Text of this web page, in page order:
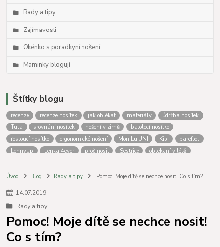
Rady a tipy
Zajímavosti
Okénko s poradkyní nošení
Maminky blogují
Štítky blogu
recenze recenze nosítek jak oblékat materiály
údržba nosítek
Tula
srovnání nosítek nošení v zimě
batolecí nosítko
rostoucí nosítko
ergonomické nošení MoniLu UNI Kibi
barefoot
LennyUp
Lenka 4ever proč nosit Sestrice
oblékání v létě
Tula Free to Grow
zateplovací kapsa nošení dětí
MoniLu
LennyLamb
nošení miminek
jak nosit
Péče o nosítko praní nosítek Isara
Srovnání nosítek
fotoporovnání
Porovnání nosítek
Úvod Blog Rady a tipy Pomoc! Moje dítě se nechce nosit! Co s tím?
14.07.2019
Rady a tipy
Pomoc! Moje dítě se nechce nosit!
Co s tím?